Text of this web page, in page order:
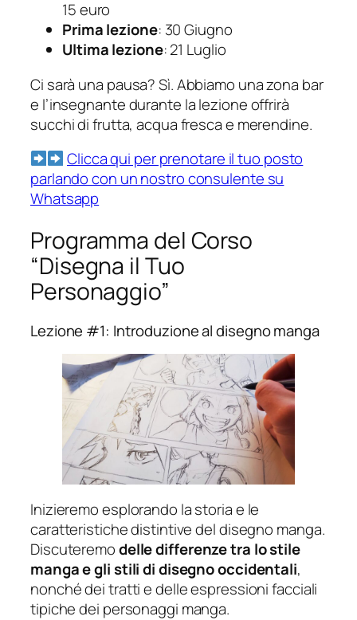
15 euro
Prima lezione: 30 Giugno
Ultima lezione: 21 Luglio
Ci sarà una pausa? Sì. Abbiamo una zona bar
e l’insegnante durante la lezione offrirà
succhi di frutta, acqua fresca e merendine.
Clicca qui per prenotare il tuo posto
parlando con un nostro consulente su
Whatsapp
Programma del Corso
“Disegna il Tuo
Personaggio”
Lezione #1: Introduzione al disegno manga
Inizieremo esplorando la storia e le
caratteristiche distintive del disegno manga.
Discuteremodelle differenze tra lo stile
manga e gli stili di disegno occidentali,
nonché dei tratti e delle espressioni facciali
tipiche dei personaggi manga.